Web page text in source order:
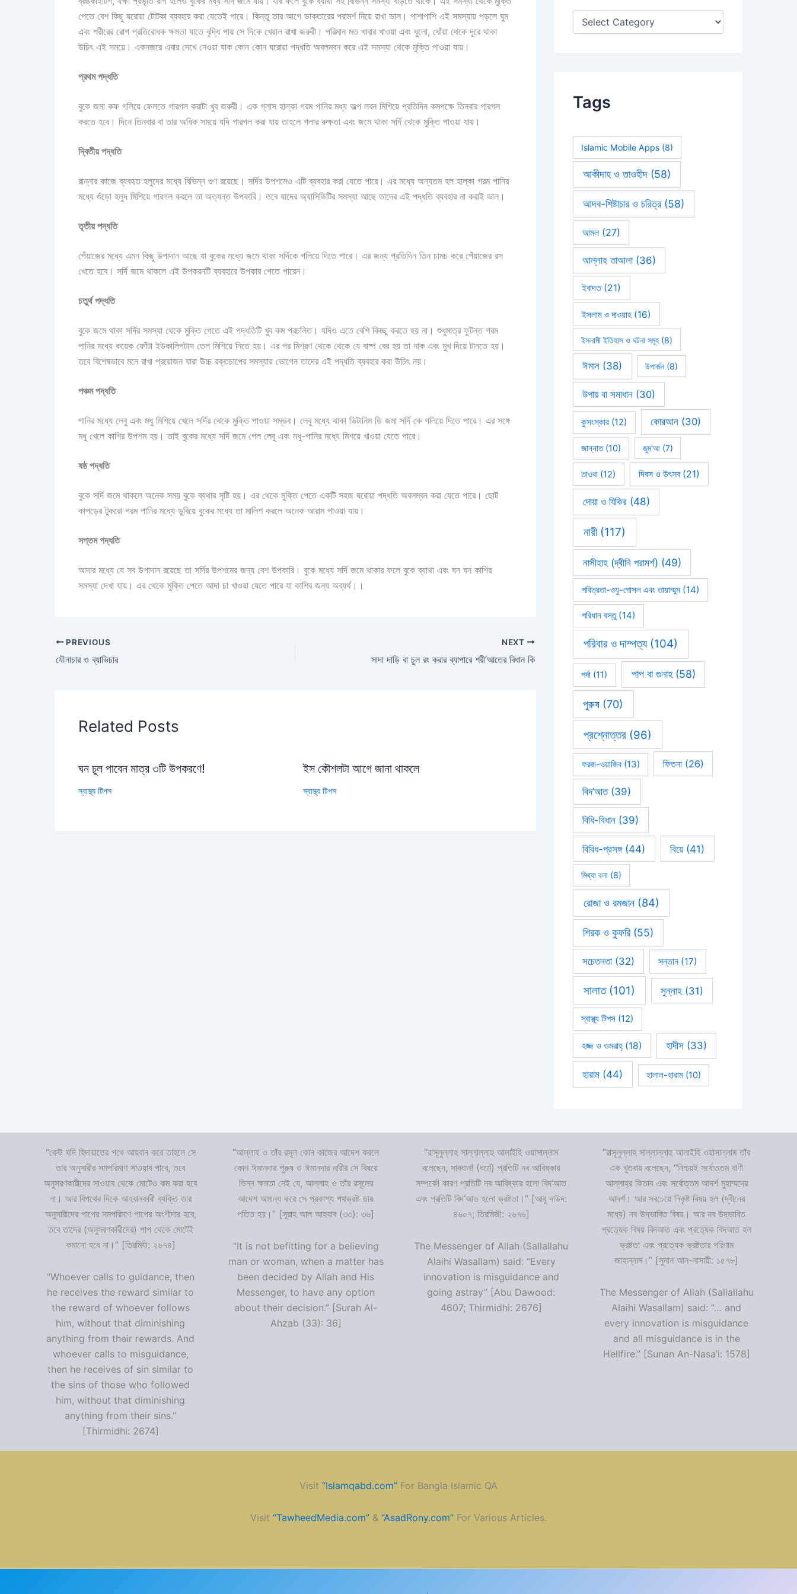
পেতে বেশ কিছু ঘরোয়া টোটকা ব্যবহার করা যেতেই পারে। কিন্তু তার আগে ডাক্তারের পরামর্শ নিয়ে রাখা ভাল। পাশাপাশি এই সমস্যায় পড়লে ঘুম
এবং শরীরের রোগ প্রতিরোধক ক্ষমতা যাতে বৃদ্ধি পায় সে দিকে খেয়াল রাখা জরুরী। পরিমান মত খাবার খাওয়া এবং ধুলো, ধোঁয়া থেকে দূরে থাকা
উচিৎ এই সময়ে। একনজরে এবার দেখে নেওয়া যাক কোন কোন ঘরোয়া পদ্ধতি অবলম্বন করে এই সমস্যা থেকে মুক্তি পাওয়া যায়।
প্রথম পদ্ধতি
বুকে জমা কফ গলিয়ে ফেলতে গারগল করাটা খুব জরুরী। এক গ্লাস হাল্কা গরম পানির মধ্য অল্প লবন মিশিয়ে প্রতিদিন কমপক্ষে তিনবার গারগল
করতে হবে। দিনে তিনবার বা তার অধিক সময়ে যদি গারগল করা যায় তাহলে গলার রুক্ষতা এবং জমে থাকা সর্দি থেকে মুক্তি পাওয়া যায়।
দ্বিতীয় পদ্ধতি
রান্নার কাজে ব্যবহৃত হলুদের মধ্যে বিভিন্ন গুণ রয়েছে। সর্দির উপশমেও এটি ব্যবহার করা যেতে পারে। এর মধ্যে অন্যতম হল হাল্কা গরম পানির
মধ্যে গুঁড়ো হলুদ মিশিয়ে গারগল করলে তা অত্যন্ত উপকারি। তবে যাদের অ্যাসিডিটির সমস্যা আছে তাদের এই পদ্ধতি ব্যবহার না করাই ভাল।
তৃতীয় পদ্ধতি
পেঁয়াজের মধ্যে এমন কিছু উপাদান আছে যা বুকের মধ্যে জমে থাকা সর্দিকে গলিয়ে দিতে পারে। এর জন্য প্রতিদিন তিন চামচ করে পেঁয়াজের রস
খেতে হবে। সর্দি জমে থাকলে এই উপকরনটি ব্যবহারে উপকার পেতে পারেন।
চতুর্থ পদ্ধতি
বুকে জমে থাকা সর্দির সমস্যা থেকে মুক্তি পেতে এই পদ্ধতিটি খুব কম প্রচলিত। যদিও এতে বেশি কিচ্ছু করতে হয় না। শুধুমাত্র ফুটন্ত গরম
পানির মধ্যে কয়েক ফোঁটা ইউকালিপটাস তেল মিশিয়ে নিতে হয়। এর পর মিশ্রণ থেকে থেকে যে বাষ্প বের হয় তা নাক এবং মুখ দিয়ে টানতে হয়।
তবে বিশেষভাবে মনে রাখা প্রয়োজন যারা উচ্চ রক্তচাপের সমস্যায় ভোগেন তাদের এই পদ্ধতি ব্যবহার করা উচিৎ নয়।
পঞ্চম পদ্ধতি
পানির মধ্যে লেবু এবং মধু মিশিয়ে খেলে সর্দির থেকে মুক্তি পাওয়া সম্ভব। লেবু মধ্যে থাকা ভিটানিম ডি জমা সর্দি কে গলিয়ে দিতে পারে। এর সঙ্গে
মধু খেলে কাশির উপশম হয়। তাই বুকের মধ্যে সর্দি জমে গেল লেবু এবং মধু-পানির মধ্যে মিশয়ে খাওয়া যেতে পারে।
ষষ্ঠ পদ্ধতি
বুকে সর্দি জমে থাকলে অনেক সময় বুকে ব্যথার সৃষ্টি হয়। এর থেকে মুক্তি পেতে একটি সহজ ঘরোয়া পদ্ধতি অবলম্বন করা যেতে পারে। ছোট
কাপড়ের টুকরো গরম পানির মধ্যে ডুবিয়ে বুকের মধ্যে তা মালিশ করলে অনেক আরাম পাওয়া যায়।
সপ্তম পদ্ধতি
আদার মধ্যে যে সব উপাদান রয়েছে তা সর্দির উপশমের জন্য বেশ উপকারি। বুকে মধ্যে সর্দি জমে থাকার ফলে বুকে ব্যাথা এবং ঘন ঘন কাশির
সমস্যা দেখা যায়। এর থেকে মুক্তি পেতে আদা চা খাওয়া যেতে পারে যা কাশির জন্য অব্যর্থ।।
PREVIOUS
যৌনাচার ও ব্যাভিচার
NEXT
সাদা দাড়ি বা চুল রং করার ব্যাপারে শরী’আতের বিধান কি
Related Posts
ঘন চুল পাবেন মাত্র ৩টি উপকরণে!
স্বাস্থ্য টিপস
ইস কৌশলটা আগে জানা থাকলে
স্বাস্থ্য টিপস
:
Tags
Islamic Mobile Apps(8)
আকীদাহ ও তাওহীদ(58)
আদব-শিষ্টাচার ও চরিত্র(58)
আমল(27)
আল্লাহ তাআলা(36)
ইবাদত(21)
ইসলাম ও দাওয়াহ(16)
ইসলামী ইতিহাস ও ঘটনা সমূহ(8)
ঈমান (38) উপার্জন(8)
উপায় বা সমাধান(30)
কুসংস্কার (12) কোরআন(30)
জান্নাত(10) জুম'আ(7)
তাওবা (12) দিবস ও উৎসব(21)
দোয়া ও যিকির(48)
নারী(117)
নাসীহাহ (দ্বীনি পরামর্শ) (49)
পবিত্রতা-ওযু-গোসল এবং তায়াম্মুম(14)
পরিধান বস্তু(14)
পরিবার ও দাম্পত্য(104)
পর্দা (11) পাপ বা গুনাহ(58)
পুরুষ (70)
প্রশ্নোত্তর(96)
ফরজ-ওয়াজিব(13) ফিতনা(26)
বিদ’আত(39)
বিধি-বিধান (39)
বিবিধ-প্রসঙ্গ(44) বিয়ে(41)
মিথ্যা বলা(8)
রোজা ও রমজান(84)
শিরক ও কুফরি(55)
সচেতনতা(32) সন্তান(17)
সালাত(101) সুন্নাহ(31)
স্বাস্থ্য টিপস (12)
হজ্জ ও ওমরাহ্‌(18) হাদীস (33)
হারাম (44) হালাল-হারাম (10)
“কেউ যদি হিদায়াতের পথে আহবান করে তাহলে সে
তার অনুসারীর সমপরিমাণ সাওয়াব পাবে, তবে
অনুসরণকারীদের সাওয়াব থেকে মোটেও কম করা হবে
না। আর বিপথের দিকে আহবানকারী ব্যক্তি তার
অনুসারীদের পাপের সমপরিমাণ পাপের অংশীদার হবে,
তবে তাদের (অনুসরণকারীদের) পাপ থেকে মোটেই
কমানো হবে না।” [তিরমিযী: ২৬৭৪]
“Whoever calls to guidance, then
he receives the reward similar to
the reward of whoever follows
him, without that diminishing
anything from their rewards. And
whoever calls to misguidance,
then he receives of sin similar to
the sins of those who followed
him, without that diminishing
anything from their sins.”
[Thirmidhi: 2674]
“আল্লাহ ও তাঁর রসূল কোন কাজের আদেশ করলে
কোন ঈমানদার পুরুষ ও ঈমানদার নারীর সে বিষয়ে
ভিন্ন ক্ষমতা নেই যে, আল্লাহ ও তাঁর রসূলের
আদেশ অমান্য করে সে প্রকাশ্য পথভ্রষ্ট তায়
পতিত হয়।” [সূরাহ আল আহযাব (৩৩): ৩৬]
“It is not befitting for a believing
man or woman, when a matter has
been decided by Allah and His
Messenger, to have any option
about their decision.” [Surah Al-
Ahzab (33): 36]
“রাসূলুল্লাহ সাল্লাল্লাহু আলাইহি ওয়াসাল্লাম
বলেছেন, সাবধান! (ধর্মে) প্রতিটি নব আবিষ্কার
সম্পর্কে! কারণ প্রতিটি নব আবিষ্কার হলো বিদ‘আত
এবং প্রতিটি বিদ‘আত হলো ভ্রষ্টতা।” [আবূ দাউদ:
৪৬০৭; তিরমিজী: ২৬৭৬]
The Messenger of Allah (Sallallahu
Alaihi Wasallam) said: “Every
innovation is misguidance and
going astray” [Abu Dawood:
4607; Thirmidhi: 2676]
“রাসূলুল্লাহ সাল্লাল্লাহু আলাইহি ওয়াসাল্লাম তাঁর
এক খুতবায় বলেছেন, “নিশ্চয়ই সর্বোত্তম বাণী
আল্লাহ্‌র কিতাব এবং সর্বোত্তম আদর্শ মুহাম্মদের
আদর্শ। আর সবচেয়ে নিকৃষ্ট বিষয় হল (দ্বীনের
মধ্যে) নব উদ্ভাবিত বিষয়। আর নব উদ্ভাবিত
প্রত্যেক বিষয় বিদআত এবং প্রত্যেক বিদআত হল
ভ্রষ্টতা এবং প্রত্যেক ভ্রষ্টতার পরিণাম
জাহান্নাম।” [সুনান আন-নাসায়ী: ১৫৭৮]
The Messenger of Allah (Sallallahu
Alaihi Wasallam) said: “… and
every innovation is misguidance
and all misguidance is in the
Hellfire.” [Sunan An-Nasa’i: 1578]
Visit “Islamqabd.com” For Bangla Islamic QA
Visit “TawheedMedia.com” & “AsadRony.com” For Various Articles.